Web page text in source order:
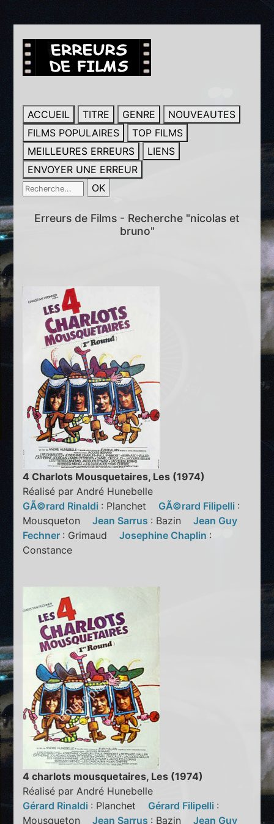
ACCUEIL TITRE GENRE
NOUVEAUTES
FILMS POPULAIRES
TOP FILMS
MEILLEURES ERREURS
LIENS
ENVOYER UNE ERREUR
Erreurs de Films - Recherche "nicolas et
bruno"
4 Charlots Mousquetaires, Les (1974)
Réalisé par André Hunebelle
GÃ©rard Rinaldi : Planchet GÃ©rard Filipelli :
MousquetonJean Sarrus : BazinJean Guy
Fechner : GrimaudJosephine Chaplin :
Constance
4 charlots mousquetaires, Les (1974)
Réalisé par André Hunebelle
Gérard Rinaldi : Planchet Gérard Filipelli :
MousquetonJean Sarrus : BazinJean Guy